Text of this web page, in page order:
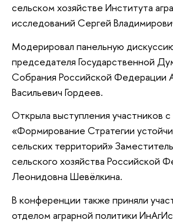
сельском хозяйстве Института
исследований Сергей
Модерировал панельную
председателя Государственной
Собрания Российской Федерации
Васильевич Гордеев.
Открыла выступления участников
«Формирование Стратегии
сельских территорий»
сельского хозяйства Российской
Леонидовна Шевёлкина.
В конференции также приняли
отделом аграрной политики